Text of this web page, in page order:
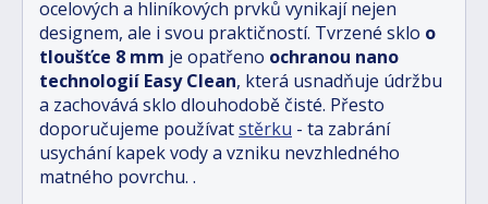
ocelových a hliníkových prvků vynikají nejen
designem, ale i svou praktičností. Tvrzené sklo o
tloušťce 8 mm je opatřeno ochranou nano
technologií Easy Clean, která usnadňuje údržbu
a zachovává sklo dlouhodobě čisté. Přesto
doporučujeme používatstěrku - ta zabrání
usychání kapek vody a vzniku nevzhledného
matného povrchu. .